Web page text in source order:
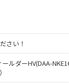
さい！
ールダーHV(DAA-